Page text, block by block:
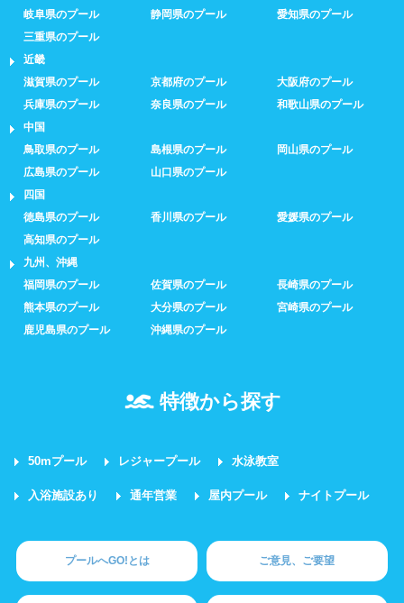
岐阜県のプール
静岡県のプール
愛知県のプール
三重県のプール
近畿
滋賀県のプール
京都府のプール
大阪府のプール
兵庫県のプール
奈良県のプール
和歌山県のプール
中国
鳥取県のプール
島根県のプール
岡山県のプール
広島県のプール
山口県のプール
四国
徳島県のプール
香川県のプール
愛媛県のプール
高知県のプール
九州、沖縄
福岡県のプール
佐賀県のプール
長崎県のプール
熊本県のプール
大分県のプール
宮崎県のプール
鹿児島県のプール
沖縄県のプール
特徴から探す
50mプール レジャープール 水泳教室
入浴施設あり 通年営業 屋内プール ナイトプール
プールへGO!とは ご意見、ご要望